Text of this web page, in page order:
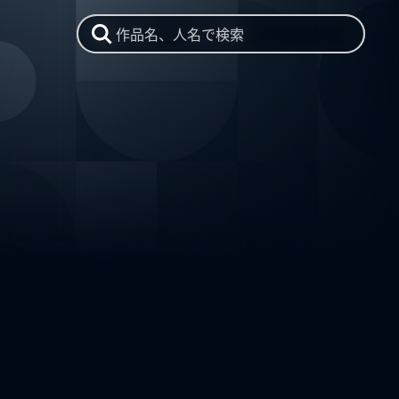
作品名、人名で検索